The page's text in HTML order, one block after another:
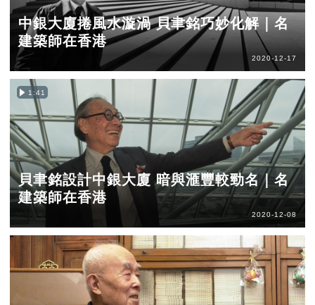
中銀大廈捲風水漩渦 貝聿銘巧妙化解｜名
建築師在香港
2020-12-17
1:41
貝聿銘設計中銀大廈 暗與滙豐較勁名｜名
建築師在香港
2020-12-08